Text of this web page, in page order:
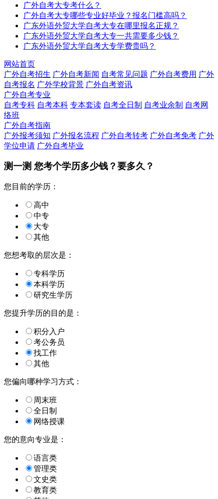
广外自考大专考什么？
广外自考大专哪些专业好毕业？报名门槛高吗？
广东外语外贸大学自考大专在哪里报名正规？
广东外语外贸大学自考大专一共需要多少钱？
广东外语外贸大学自考大专学费贵吗？
网站首页
广外自考招生 广外自考新闻 自考常见问题 广外自考费用 广外
自考报名 广外学校背景 广外自考资讯
广外自考专业
自考专科 自考本科 专本套读 自考全日制 自考业余制 自考网
络班
广外自考指南
广外报考须知 广外报名流程 广外自考转考 广外自考免考 广外
学位申请 广外自考毕业
测一测 您考个学历多少钱？要多久？
您目前的学历：
高中
中专
大专
其他
您想考取的层次是：
专科学历
本科学历
研究生学历
您提升学历的目的是：
积分入户
考公务员
找工作
其他
您偏向哪种学习方式：
周末班
全日制
网络授课
您的意向专业是：
语言类
管理类
文史类
教育类